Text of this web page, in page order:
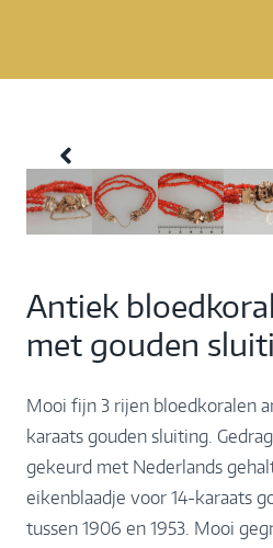
Antiek
met gouden
Mooi fijn 3 rijen bloedkoralen
karaats gouden sluiting.
gekeurd met Nederlands
eikenblaadje voor 14-karaats
tussen 1906 en 1953. Mooi